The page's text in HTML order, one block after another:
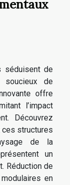
séduisent de
de
offre
l’impact
Découvrez
structures
de la
un
Réduction de
en